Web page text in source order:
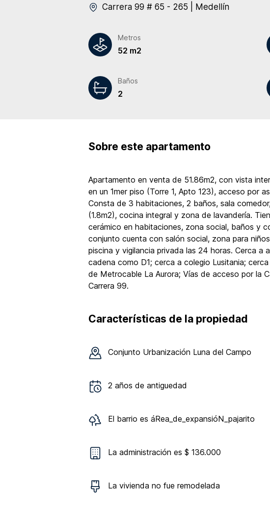
Carrera 99 # 65 - 265 Medellín
Metros
52 m2
Baños
2
Sobre este apartamento
Apartamento en venta de 51.86m2, con vista
en un 1mer piso (Torre 1, Apto 123), acceso por
Consta de 3 habitaciones, 2 baños, sala
(1.8m2), cocina integral y zona de lavandería.
cerámico en habitaciones, zona social, baños y
conjunto cuenta con salón social, zona para
piscina y vigilancia privada las 24 horas. Cerca a
cadena como D1; cerca a colegio Lusitania;
de Metrocable La Aurora; Vías de acceso por la
Carrera 99.
Características de la propiedad
Conjunto Urbanización Luna del Campo
2 años de antiguedad
El barrio es áRea_de_expansióN_pajarito
La administración es $ 136.000
La vivienda no fue remodelada